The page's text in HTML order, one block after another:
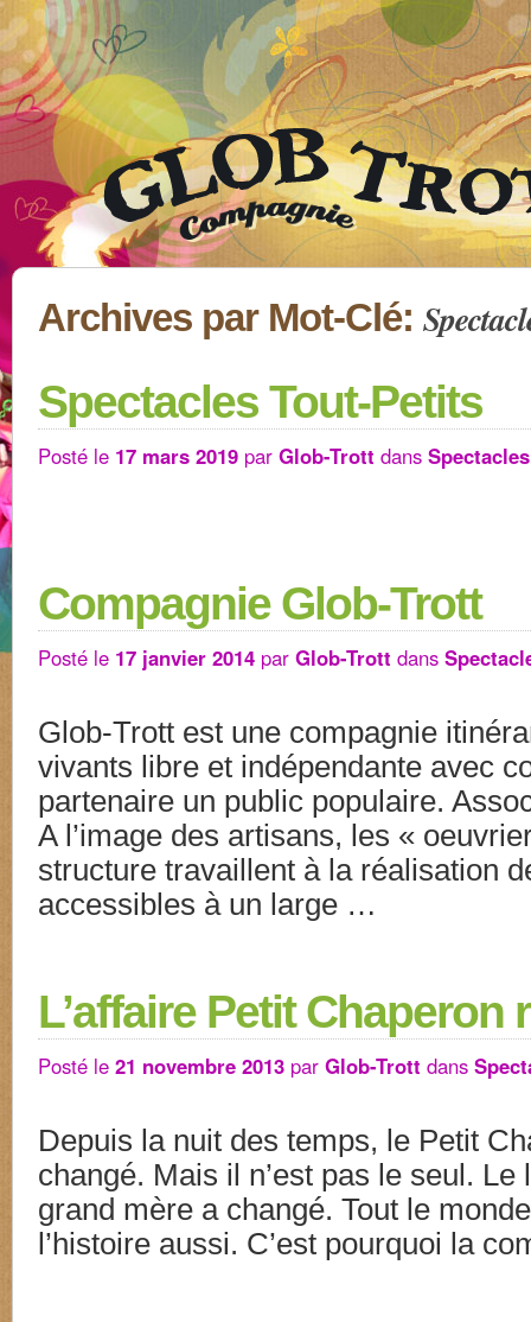
Archives par Mot-Clé:
Spectacles Tout-Petits
Posté le 17 mars 2019 par Glob-Trott dans
Compagnie Glob-Trott
Posté le 17 janvier 2014 par Glob-Trott dans
Glob-Trott est une compagnie
vivants libre et indépendante avec
partenaire un public populaire.
A l’image des artisans, les «
structure travaillent à la réalisation
accessibles à un large …
L’affaire Petit Chaperon
Posté le 21 novembre 2013 par Glob-Trott dans
Depuis la nuit des temps, le Petit
changé. Mais il n’est pas le seul. Le
grand mère a changé. Tout le
l’histoire aussi. C’est pourquoi la